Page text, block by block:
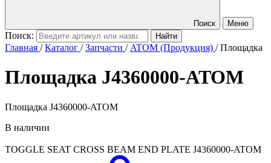
Поиск Меню
Поиск:
Главная /Каталог /Запчасти / ATOM (Продукция) /Площадка
Площадка J4360000-ATOM
Площадка J4360000-ATOM
В наличии
TOGGLE SEAT CROSS BEAM END PLATE J4360000-ATOM